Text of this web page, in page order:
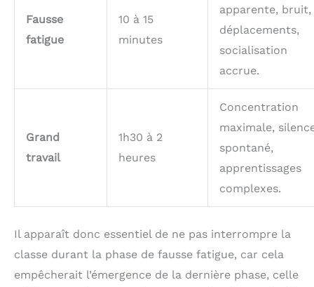
construction légère résiste aux aventures en plein
air et aux salles de jeux intérieures.
Fausse
fatigue
10 à 15
minutes
apparente, bruit,
déplacements,
socialisation
accrue.
Grand
travail
1h30 à 2
heures
Concentration
maximale,
spontané,
apprentissages
complexes.
Il apparaît donc essentiel de ne pas interrompre la
classe durant la phase de fausse fatigue, car cela
empêcherait l’émergence de la dernière phase, celle